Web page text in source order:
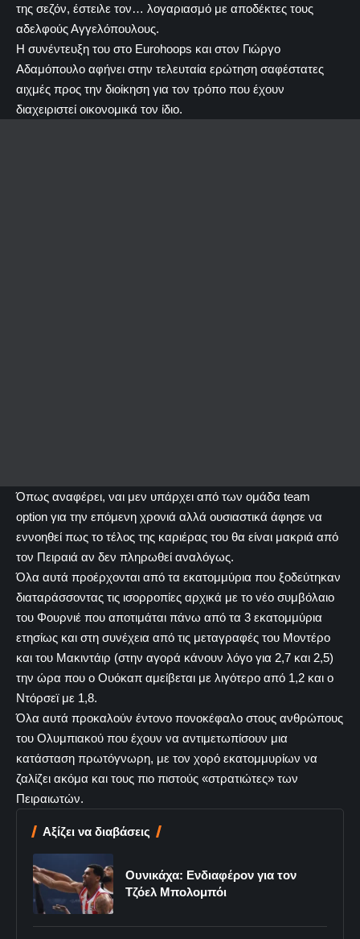
της σεζόν, έστειλε τον… λογαριασμό με αποδέκτες τους
αδελφούς Αγγελόπουλους.
Η συνέντευξη του στο Eurohoops και στον Γιώργο
Αδαμόπουλο αφήνει στην τελευταία ερώτηση σαφέστατες
αιχμές προς την διοίκηση για τον τρόπο που έχουν
διαχειριστεί οικονομικά τον ίδιο.
Όπως αναφέρει, ναι μεν υπάρχει από των ομάδα team
option για την επόμενη χρονιά αλλά ουσιαστικά άφησε να
εννοηθεί πως το τέλος της καριέρας του θα είναι μακριά από
τον Πειραιά αν δεν πληρωθεί αναλόγως.
Όλα αυτά προέρχονται από τα εκατομμύρια που ξοδεύτηκαν
διαταράσσοντας τις ισορροπίες αρχικά με το νέο συμβόλαιο
του Φουρνιέ που αποτιμάται πάνω από τα 3 εκατομμύρια
ετησίως και στη συνέχεια από τις μεταγραφές του Μοντέρο
και του Μακιντάιρ (στην αγορά κάνουν λόγο για 2,7 και 2,5)
την ώρα που ο Ουόκαπ αμείβεται με λιγότερο από 1,2 και ο
Ντόρσεϊ με 1,8.
Όλα αυτά προκαλούν έντονο πονοκέφαλο στους ανθρώπους
του Ολυμπιακού που έχουν να αντιμετωπίσουν μια
κατάσταση πρωτόγνωρη, με τον χορό εκατομμυρίων να
ζαλίζει ακόμα και τους πιο πιστούς «στρατιώτες» των
Πειραιωτών.
Αξίζει να διαβάσεις
Ουνικάχα: Ενδιαφέρον για τον
Τζόελ Μπολομπόι